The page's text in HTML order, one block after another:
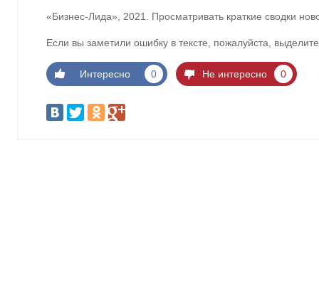
«Бизнес-Лида», 2021. Просматривать краткие сводки
Если вы заметили ошибку в тексте, пожалуйста,
Интересно 0 Не интересно 0